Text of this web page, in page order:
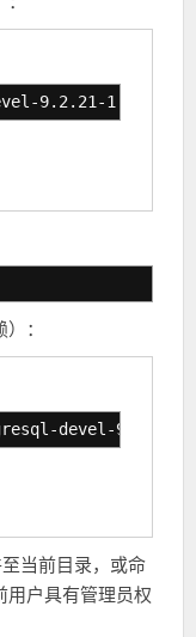
9.2.21-
：
devel-9.2.21-
当前目录，或命
用户具有管理员权